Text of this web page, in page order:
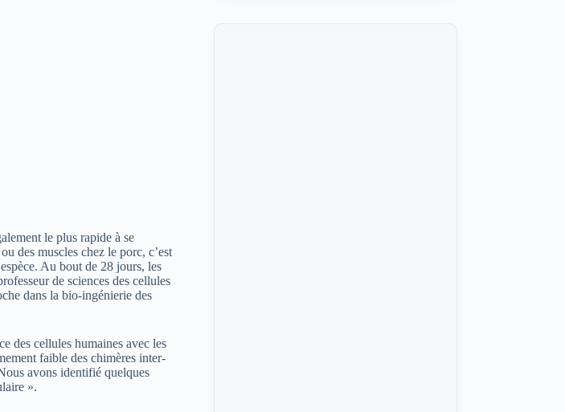
le plus rapide à se
des muscles chez le porc, c’est
Au bout de 28 jours, les
de sciences des cellules
dans la bio-ingénierie des
des cellules humaines avec les
faible des chimères inter-
avons identifié quelques
».